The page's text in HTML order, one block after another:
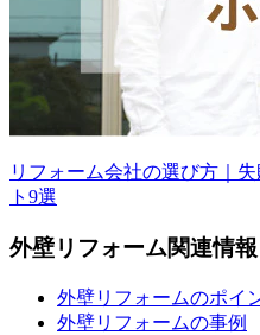
リフォーム会社の選び方｜
ト9選
外壁リフォーム関連情報
外壁リフォームのポイ
外壁リフォームの事例